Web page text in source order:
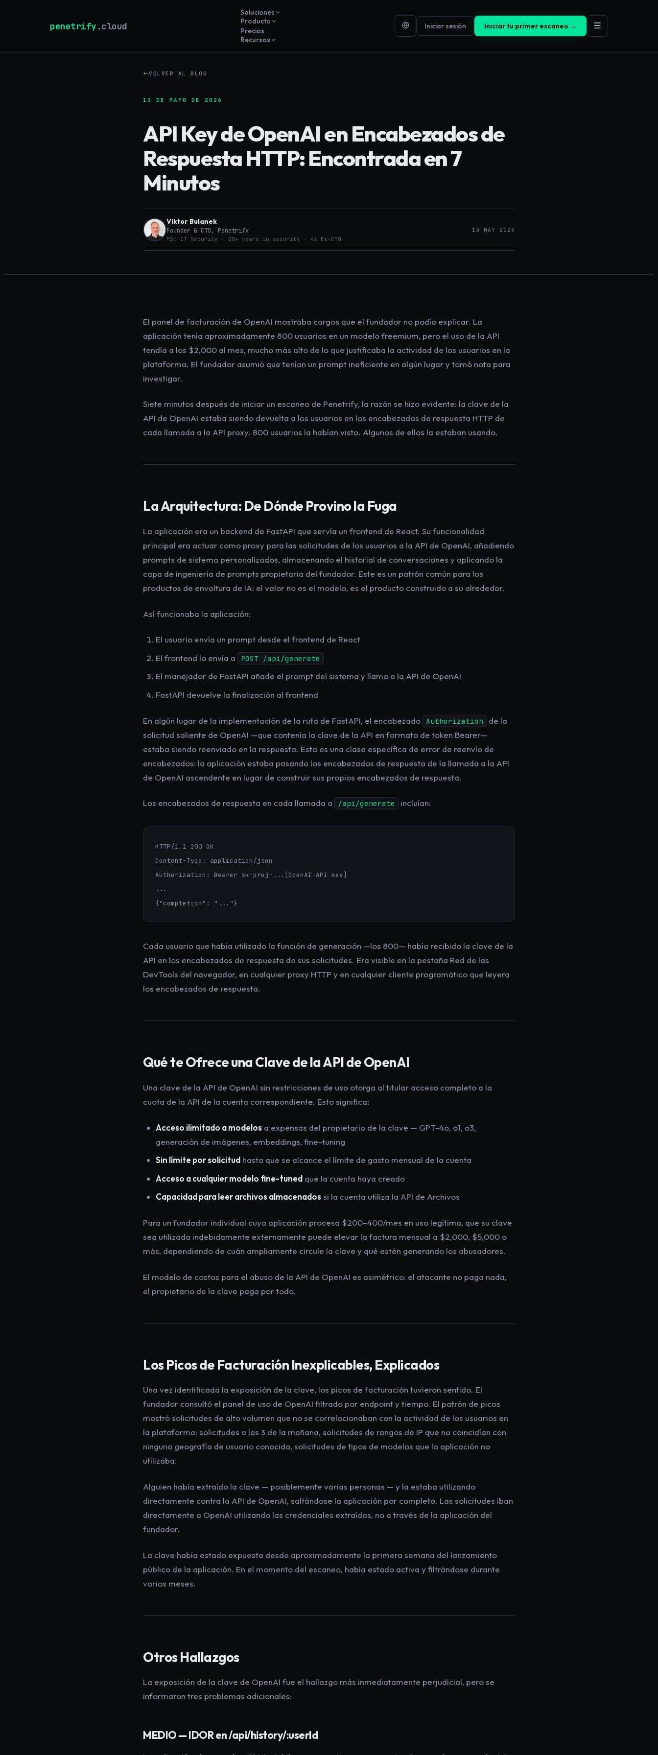
penetrify .cloud
Soluciones
Producto
Precios
Recursos
Iniciar sesión Iniciar tu primer escaneo →
VOLVER AL BLOG
13 DE MAYO DE 2026
API Key de OpenAI en Encabezados de
Respuesta HTTP: Encontrada en 7
Minutos
Viktor Bulanek
Founder & CTO, Penetrify
MSc IT Security · 20+ years in security · 4x Ex-CTO
13 MAY 2026
El panel de facturación de OpenAI mostraba cargos que el fundador no podía explicar. La
aplicación tenía aproximadamente 800 usuarios en un modelo freemium, pero el uso de la API
tendía a los $2,000 al mes, mucho más alto de lo que justificaba la actividad de los usuarios en la
plataforma. El fundador asumió que tenían un prompt ineficiente en algún lugar y tomó nota para
investigar.
Siete minutos después de iniciar un escaneo de Penetrify, la razón se hizo evidente: la clave de la
API de OpenAI estaba siendo devuelta a los usuarios en los encabezados de respuesta HTTP de
cada llamada a la API proxy. 800 usuarios la habían visto. Algunos de ellos la estaban usando.
La Arquitectura: De Dónde Provino la Fuga
La aplicación era un backend de FastAPI que servía un frontend de React. Su funcionalidad
principal era actuar como proxy para las solicitudes de los usuarios a la API de OpenAI, añadiendo
prompts de sistema personalizados, almacenando el historial de conversaciones y aplicando la
capa de ingeniería de prompts propietaria del fundador. Este es un patrón común para los
productos de envoltura de IA: el valor no es el modelo, es el producto construido a su alrededor.
Así funcionaba la aplicación:
El usuario envía un prompt desde el frontend de React
El frontend lo envía a
POST /api/generate
El manejador de FastAPI añade el prompt del sistema y llama a la API de OpenAI
FastAPI devuelve la finalización al frontend
En algún lugar de la implementación de la ruta de FastAPI, el encabezado Authorization
de la
solicitud saliente de OpenAI —que contenía la clave de la API en formato de token Bearer—
estaba siendo reenviado en la respuesta. Esta es una clase específica de error de reenvío de
encabezados: la aplicación estaba pasando los encabezados de respuesta de la llamada a la API
de OpenAI ascendente en lugar de construir sus propios encabezados de respuesta.
Los encabezados de respuesta en cada llamada a /api/generate incluían:
HTTP/1.1 200 OK
Content-Type: application/json
Authorization: Bearer sk-proj-...[OpenAI API key]
...
{"completion": "..."}
Cada usuario que había utilizado la función de generación —los 800— había recibido la clave de la
API en los encabezados de respuesta de sus solicitudes. Era visible en la pestaña Red de las
DevTools del navegador, en cualquier proxy HTTP y en cualquier cliente programático que leyera
los encabezados de respuesta.
Qué te Ofrece una Clave de la API de OpenAI
Una clave de la API de OpenAI sin restricciones de uso otorga al titular acceso completo a la
cuota de la API de la cuenta correspondiente. Esto significa:
Acceso ilimitado a modelosa expensas del propietario de la clave — GPT-4o, o1, o3,
generación de imágenes, embeddings, fine-tuning
Sin límite por solicitudhasta que se alcance el límite de gasto mensual de la cuenta
Acceso a cualquier modelo fine-tunedque la cuenta haya creado
Capacidad para leer archivos almacenadossi la cuenta utiliza la API de Archivos
Para un fundador individual cuya aplicación procesa $200–400/mes en uso legítimo, que su clave
sea utilizada indebidamente externamente puede elevar la factura mensual a $2,000, $5,000 o
más, dependiendo de cuán ampliamente circule la clave y qué estén generando los abusadores.
El modelo de costos para el abuso de la API de OpenAI es asimétrico: el atacante no paga nada,
el propietario de la clave paga por todo.
Los Picos de Facturación Inexplicables, Explicados
Una vez identificada la exposición de la clave, los picos de facturación tuvieron sentido. El
fundador consultó el panel de uso de OpenAI filtrado por endpoint y tiempo. El patrón de picos
mostró solicitudes de alto volumen que no se correlacionaban con la actividad de los usuarios en
la plataforma: solicitudes a las 3 de la mañana, solicitudes de rangos de IP que no coincidían con
ninguna geografía de usuario conocida, solicitudes de tipos de modelos que la aplicación no
utilizaba.
Alguien había extraído la clave — posiblemente varias personas — y la estaba utilizando
directamente contra la API de OpenAI, saltándose la aplicación por completo. Las solicitudes iban
directamente a OpenAI utilizando las credenciales extraídas, no a través de la aplicación del
fundador.
La clave había estado expuesta desde aproximadamente la primera semana del lanzamiento
público de la aplicación. En el momento del escaneo, había estado activa y filtrándose durante
varios meses.
Otros Hallazgos
La exposición de la clave de OpenAI fue el hallazgo más inmediatamente perjudicial, pero se
informaron tres problemas adicionales:
MEDIO — IDOR en /api/history/:userId